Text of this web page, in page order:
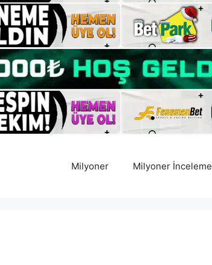
Milyoner Milyoner İnceleme